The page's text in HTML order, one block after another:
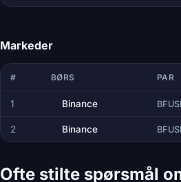
Markeder
# BØRS PAR
1 Binance
2 Binance
Ofte stilte spørsmål